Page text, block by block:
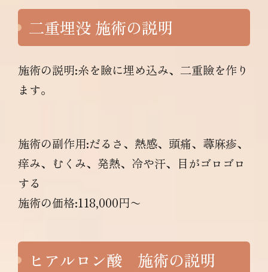
二重埋没 施術の説明
施術の説明:糸を瞼に埋め込み、二重瞼を作り
ます。
施術の副作用:だるさ、熱感、頭痛、蕁麻疹、
痒み、むくみ、発熱、冷や汗、目がゴロゴロ
する
施術の価格:118,000円〜
ヒアルロン酸 施術の説明